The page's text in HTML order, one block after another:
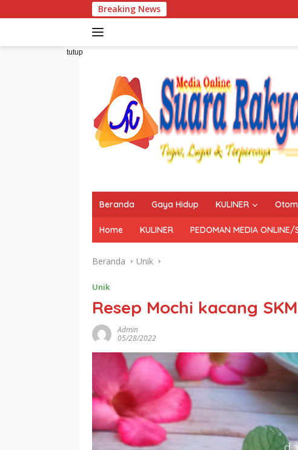
ke
Breaking News
tutup
Beranda Gaya Hidup KULINER
Home KULINER PEDOMAN MEDIA ONLINE/
Beranda Unik
Unik
Resep Mochi kacang
Admin
05/28/2022